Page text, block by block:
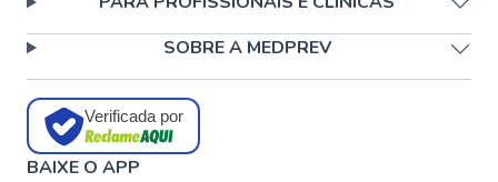
SOBRE A MEDPREV
Verificada por
BAIXE O APP